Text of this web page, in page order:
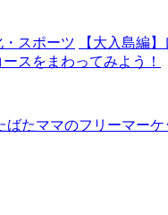
スポーツ
【大入島編
スをまわってみよう！
ばたママのフリーマーケ